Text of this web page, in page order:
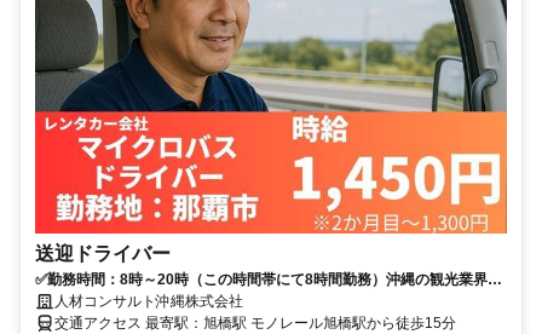
送迎ドライバー
✅勤務時間：8時～20時（この時間帯にて8時間勤務）沖縄の観光業界を
支える一員になれる♪
人材コンサルト沖縄株式会社
交通アクセス 最寄駅：旭橋駅 モノレール旭橋駅から徒歩15分